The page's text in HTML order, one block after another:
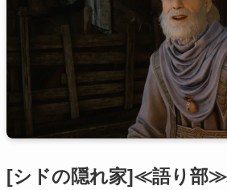
[シドの隠れ家]≪語り部